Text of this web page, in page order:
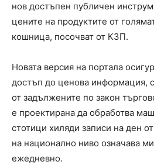
нов достъпен публичен
цените на продуктите от
кошница, посочват от КЗП.
Новата версия на портала
достъп до ценова информация,
от задължените по закон
е проектирана да обработва
стотици хиляди записи на ден
на национално ниво означава
ежедневно.